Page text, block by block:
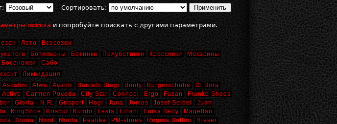
Сортировать:
поиска и попробуйте поискать с другими параметрами.
Лето Всесезон
Ботильоны Ботинки Полуботинки Кроссовки
Мокасины
Босоножки Сабо
Ликвидация
Ascalini Atwa Avenir Barcelo Biagi Bonty Burgerschuhe
Di Bora
Active Carmen Poveda City Star Conhpol Ergo Fasan
Franko Shoes
Gloria - N.R. Grisport Hogl Jana Jomos Josef Seibel
Juan
KingShoe Krisbut Kumfo Lesta Liliani Luisa Belly
Magellan
Donna Nord Norita Peatika PM-shoes Regina Bottini
Rieker